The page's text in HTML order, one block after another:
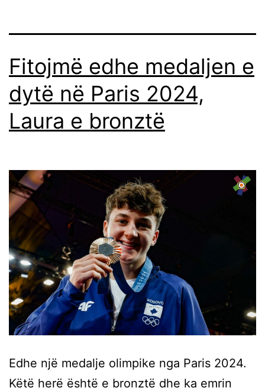
Fitojmë edhe medaljen e
dytë në Paris 2024,
Laura e bronztë
Edhe një medalje olimpike nga Paris 2024.
Këtë herë është e bronztë dhe ka emrin